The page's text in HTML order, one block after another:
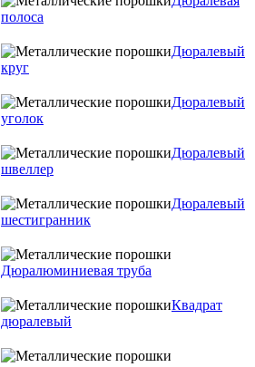
полоса
Дюралевый
круг
Дюралевый
уголок
Дюралевый
швеллер
Дюралевый
шестигранник
Дюралюминиевая труба
Квадрат
дюралевый